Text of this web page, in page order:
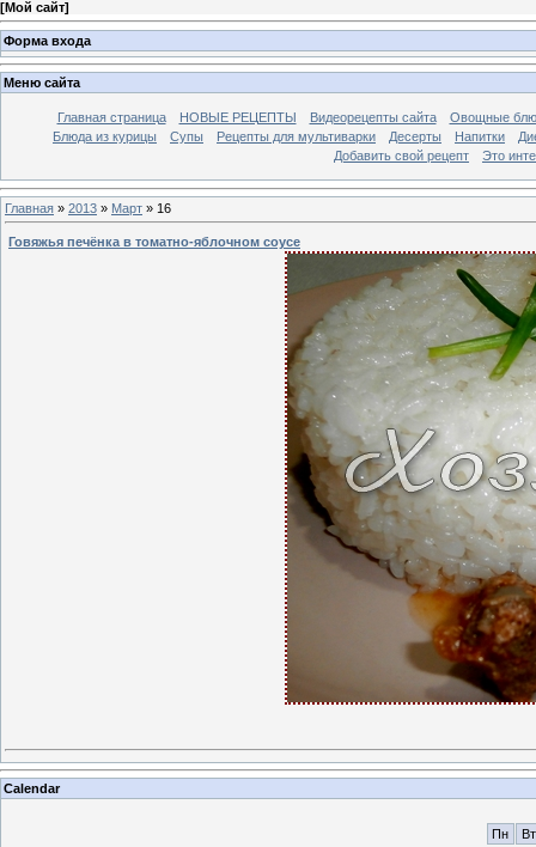
[Мой сайт]
Форма входа
Меню сайта
Главная страница НОВЫЕ РЕЦЕПТЫ Видеорецепты сайта
Овощные
Блюда из курицы
Супы Рецепты для мультиварки Десерты Напитки
Добавить свой рецепт
Это
Главная » 2013 » Март » 16
Говяжья печёнка в томатно-яблочном соусе
Calendar
Пн Вт